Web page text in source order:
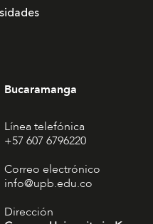
Bucaramanga
Línea telefónica
+57 607 6796220
Correo electrónico
info@upb.edu.co
Dirección